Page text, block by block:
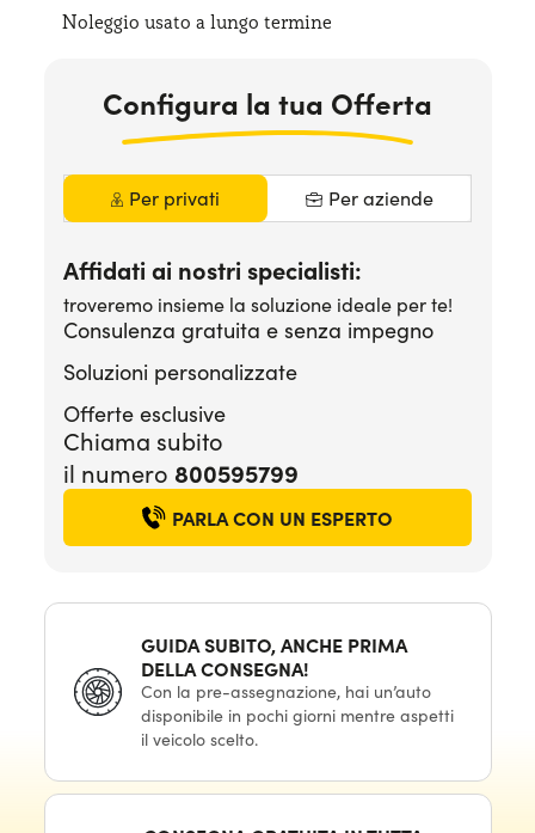
Noleggio usato a lungo termine
Configura la tua Offerta
Per privati Per aziende
Affidati ai nostri specialisti:
troveremo insieme la soluzione ideale per te!
Consulenza gratuita e senza impegno
Soluzioni personalizzate
Offerte esclusive
Chiama subito
il numero 800595799
PARLA CON UN ESPERTO
GUIDA SUBITO, ANCHE PRIMA
DELLA CONSEGNA!
Con la pre-assegnazione, hai un’auto
disponibile in pochi giorni mentre aspetti
il veicolo scelto.